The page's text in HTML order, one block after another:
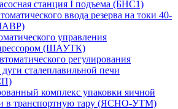
станция I подъема (БНС1)
ввода резерва на токи 40-
управления
(ШАУТК)
регулирования
сталеплавильной печи
комплекс упаковки яичной
в транспортную тару (ЯСНО-УТМ)